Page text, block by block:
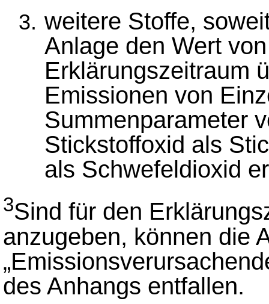
weitere Stoffe,
Anlage den Wert
Erklärungszeitraum
Emissionen von
Summenparameter
Stickstoffoxid als
als Schwefeldioxid
3Sind für den
anzugeben, können die
des Anhangs entfallen.